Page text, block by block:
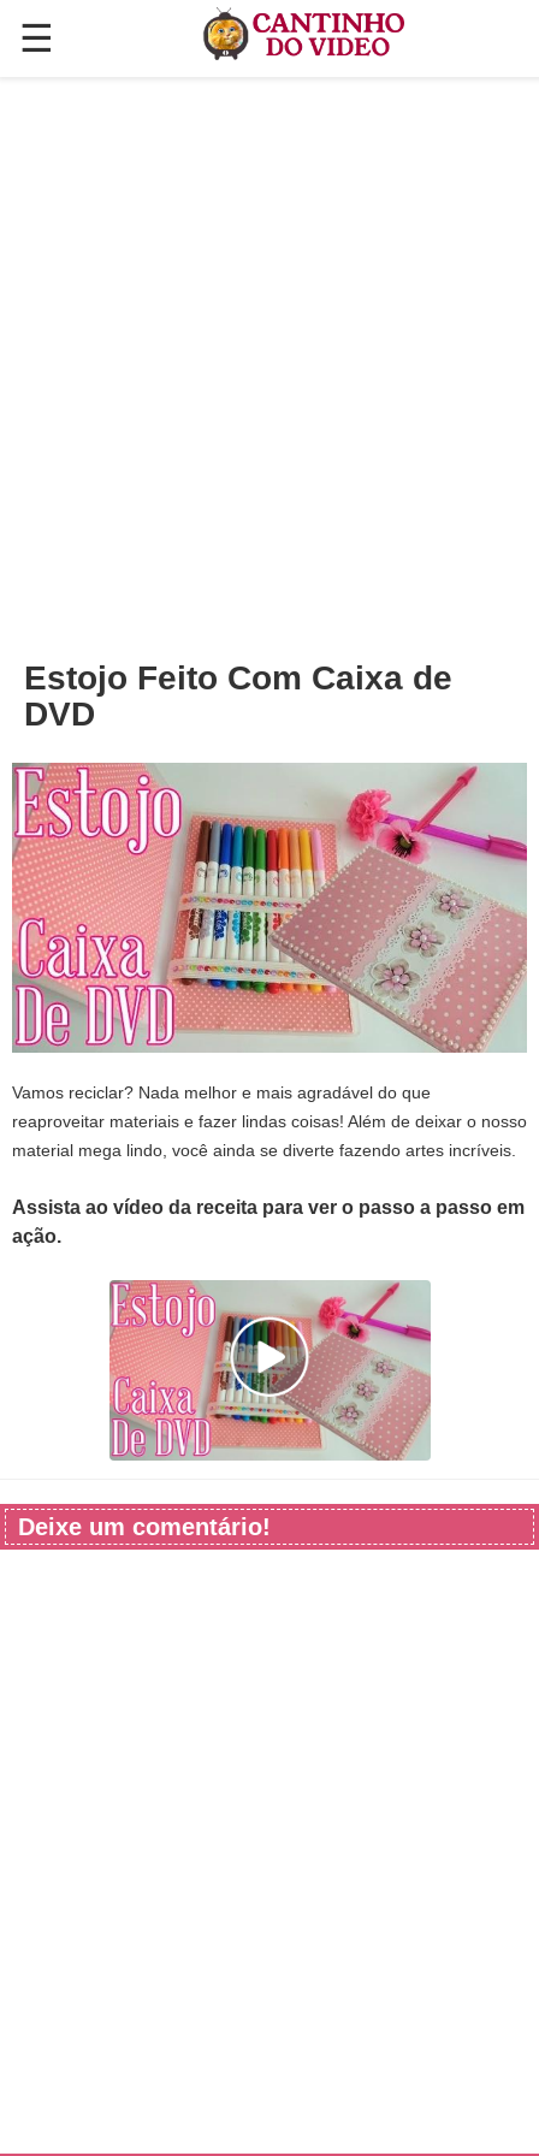
☰
✕
Estojo Feito Com Caixa de
DVD
Vamos reciclar? Nada melhor e mais agradável do que
reaproveitar materiais e fazer lindas coisas! Além de deixar o nosso
material mega lindo, você ainda se diverte fazendo artes incríveis.
Assista ao vídeo da receita para ver o passo a passo em
ação.
Deixe um comentário!